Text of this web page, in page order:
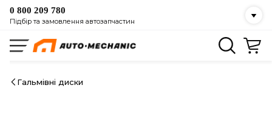
0 800 209 780
Підбір та замовлення автозапчастин
Гальмівні диски